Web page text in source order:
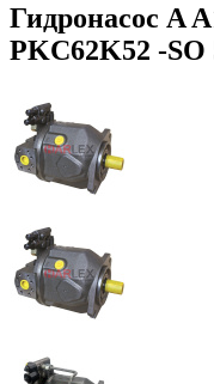
Гидронасос A
PKC62K52 -SO